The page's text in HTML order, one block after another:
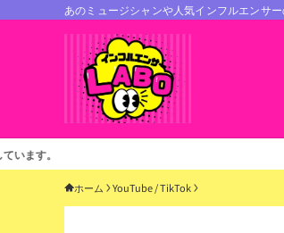
あのミュージシャンや人気インフルエンサー
ホーム YouTube / TikTok